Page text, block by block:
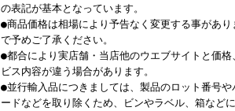
の表記が基本となっています。
●商品価格は相場により予告なく変更する事があり
で予めご了承ください。
●都合により実店舗・当店他のウエブサイトと価格
ビス内容が違う場合があります。
●並行輸入品につきましては、製品のロット番号や
ードなどを取り除くため、ビンやラベル、箱など